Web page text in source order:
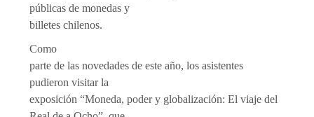
públicas de monedas y
billetes chilenos.
Como
parte de las novedades de este año, los asistentes
pudieron visitar la
exposición “Moneda, poder y globalización: El viaje del